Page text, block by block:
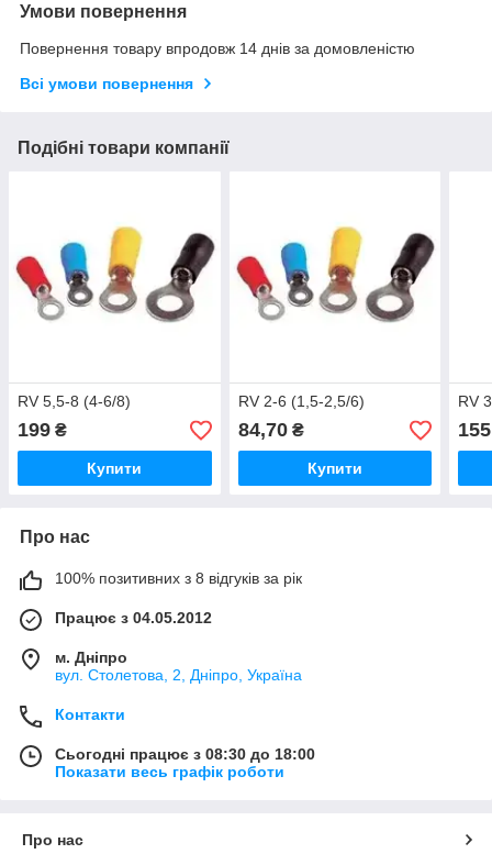
Умови повернення
Повернення товару впродовж 14 днів за домовленістю
Всі умови повернення
Подібні товари компанії
RV 5,5-8 (4-6/8)
199 ₴
Купити
RV 2-6 (1,5-2,5/6)
84,70₴
Купити
RV
155
Про нас
100% позитивних з 8 відгуків за рік
Працює з 04.05.2012
м. Дніпро
вул. Столетова, 2, Дніпро, Україна
Контакти
Сьогодні працює з 08:30 до 18:00
Показати весь графік роботи
Про нас